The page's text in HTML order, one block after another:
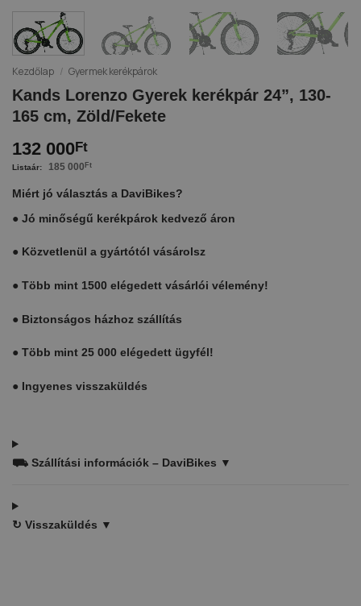
Kezdőlap / Gyermek kerékpárok
Kands Lorenzo Gyerek kerékpár 24”, 130-
165 cm, Zöld/Fekete
132 000Ft
185 000 Ft
Miért jó választás a DaviBikes?
● Jó minőségű kerékpárok kedvező áron
● Közvetlenül a gyártótól vásárolsz
● Több mint 1500 elégedett vásárlói vélemény!
● Biztonságos házhoz szállítás
● Több mint 25 000 elégedett ügyfél!
● Ingyenes visszaküldés
⛟ Szállítási információk – DaviBikes ▼
↻ Visszaküldés ▼